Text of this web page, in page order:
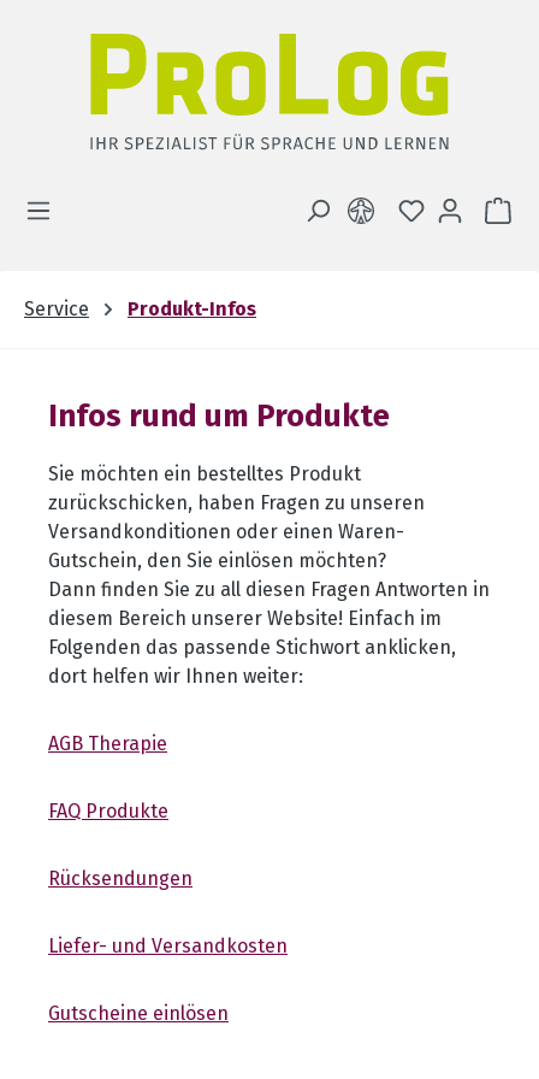
DU HAST 0
Service Produkt-Infos
Infos rund um Produkte
Sie möchten ein bestelltes Produkt
zurückschicken, haben Fragen zu unseren
Versandkonditionen oder einen Waren-
Gutschein, den Sie einlösen möchten?
Dann finden Sie zu all diesen Fragen Antworten in
diesem Bereich unserer Website! Einfach im
Folgenden das passende Stichwort anklicken,
dort helfen wir Ihnen weiter:
AGB Therapie
FAQ Produkte
Rücksendungen
Liefer- und Versandkosten
Gutscheine einlösen